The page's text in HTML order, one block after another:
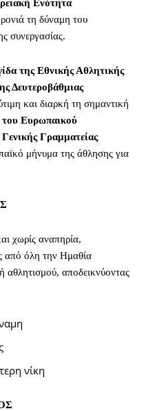
Ενότητα
τη δύναμη του
συνεργασίας.
της Εθνικής Αθλητικής
Δευτεροβάθμιας
και διαρκή τη σημαντική
Ευρωπαικού
Γραμματείας
μήνυμα της άθλησης για
χωρίς αναπηρία,
από όλη την Ημαθία
αθλητισμού, αποδεικνύοντας
νίκη